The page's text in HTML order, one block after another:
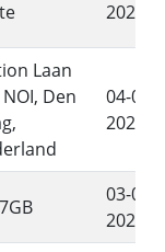
2026
Laan
Den
04-07-
2026
03-07-
2026